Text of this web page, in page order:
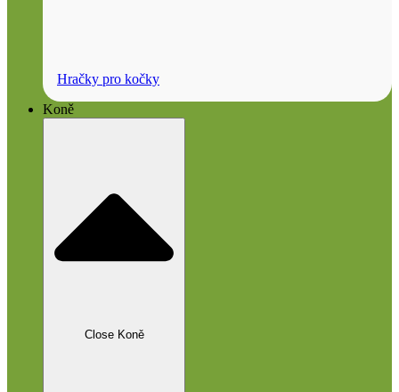
Hračky pro kočky
Koně
Close Koně